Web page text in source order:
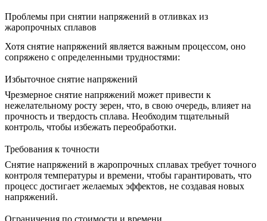
Проблемы при снятии напряжений в отливках из
жаропрочных сплавов
Хотя снятие напряжений является важным процессом, оно
сопряжено с определенными трудностями:
Избыточное снятие напряжений
Чрезмерное снятие напряжений может привести к
нежелательному росту зерен, что, в свою очередь, влияет на
прочность и твердость сплава. Необходим тщательный
контроль, чтобы избежать переобработки.
Требования к точности
Снятие напряжений в жаропрочных сплавах требует точного
контроля температуры и времени, чтобы гарантировать, что
процесс достигает желаемых эффектов, не создавая новых
напряжений.